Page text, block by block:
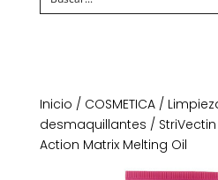
Inicio / COSMETICA/
desmaquillantes /
Action Matrix Melting Oil